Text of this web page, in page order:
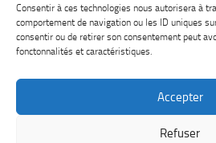
Consentir à ces technologies nous autorisera à
comportement de navigation ou les ID uniques
consentir ou de retirer son consentement peut
fonctonnalités et caractéristiques.
Accepter
Refuser